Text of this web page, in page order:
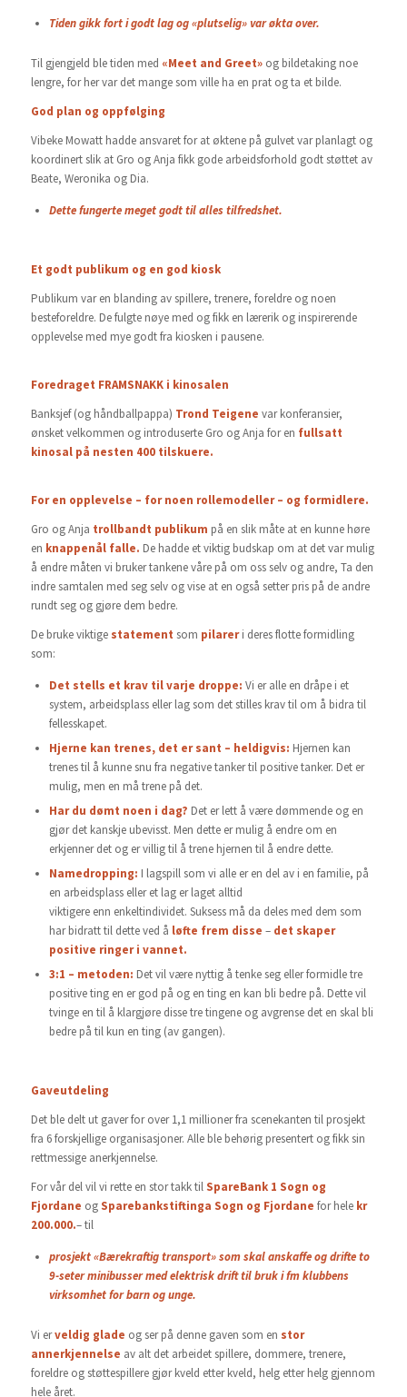
Tiden gikk fort i godt lag og «plutselig» var økta over.
Til gjengjeld ble tiden med «Meet and Greet»og bildetaking noe
lengre, for her var det mange som ville ha en prat og ta et bilde.
God plan og oppfølging
Vibeke Mowatt hadde ansvaret for at øktene på gulvet var planlagt og
koordinert slik at Gro og Anja fikk gode arbeidsforhold godt støttet av
Beate, Weronika og Dia.
Dette fungerte meget godt til alles tilfredshet.
Et godt publikum og en god kiosk
Publikum var en blanding av spillere, trenere, foreldre og noen
besteforeldre. De fulgte nøye med og fikk en lærerik og inspirerende
opplevelse med mye godt fra kiosken i pausene.
Foredraget FRAMSNAKK i kinosalen
Banksjef (og håndballpappa) Trond Teigene var konferansier,
ønsket velkommen og introduserte Gro og Anja for en fullsatt
kinosal på nesten 400 tilskuere.
For en opplevelse – for noen rollemodeller – og formidlere.
Gro og Anja trollbandt publikum på en slik måte at en kunne høre
en knappenål falle. De hadde et viktig budskap om at det var mulig
å endre måten vi bruker tankene våre på om oss selv og andre, Ta den
indre samtalen med seg selv og vise at en også setter pris på de andre
rundt seg og gjøre dem bedre.
De bruke viktige statement som pilareri deres flotte formidling
som:
Det stells et krav til varje droppe: Vi er alle en dråpe i et
system, arbeidsplass eller lag som det stilles krav til om å bidra til
fellesskapet.
Hjerne kan trenes, det er sant – heldigvis: Hjernen kan
trenes til å kunne snu fra negative tanker til positive tanker. Det er
mulig, men en må trene på det.
Har du dømt noen i dag? Det er lett å være dømmende og en
gjør det kanskje ubevisst. Men dette er mulig å endre om en
erkjenner det og er villig til å trene hjernen til å endre dette.
Namedropping: I lagspill som vi alle er en del av i en familie, på
en arbeidsplass eller et lag er laget alltid
viktigere enn enkeltindividet. Suksess må da deles med dem som
har bidratt til dette ved å løfte frem disse – det skaper
positive ringer i vannet.
3:1 – metoden: Det vil være nyttig å tenke seg eller formidle tre
positive ting en er god på og en ting en kan bli bedre på. Dette vil
tvinge en til å klargjøre disse tre tingene og avgrense det en skal bli
bedre på til kun en ting (av gangen).
Gaveutdeling
Det ble delt ut gaver for over 1,1 millioner fra scenekanten til prosjekt
fra 6 forskjellige organisasjoner. Alle ble behørig presentert og fikk sin
rettmessige anerkjennelse.
For vår del vil vi rette en stor takk tilSpareBank 1 Sogn og
Fjordane og Sparebankstiftinga Sogn og Fjordane for hele kr
200.000.– til
prosjekt «Bærekraftig transport» som skal anskaffe og drifte to
9-seter minibusser med elektrisk drift til bruk i fm klubbens
virksomhet for barn og unge.
Vi erveldig glade og ser på denne gaven som en stor
annerkjennelse av alt det arbeidet spillere, dommere, trenere,
foreldre og støttespillere gjør kveld etter kveld, helg etter helg gjennom
hele året.